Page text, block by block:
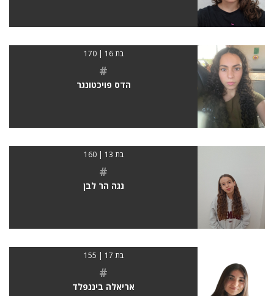
בת 16 | 170
#
הדס פויכטונגר
בת 13 | 160
#
נגה הר לבן
בת 17 | 155
#
אריאלה ביננפלד